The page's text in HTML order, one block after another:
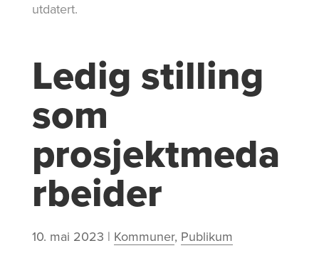
utdatert.
Ledig stilling
som
prosjektmeda
rbeider
10. mai 2023 | Kommuner, Publikum